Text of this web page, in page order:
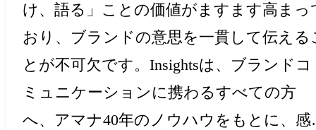
け、語る」ことの価値がますます高まっ
おり、ブランドの意思を一貫して伝える
とが不可欠です。Insightsは、ブランドコ
ミュニケーションに携わるすべての方
へ、アマナ40年のノウハウをもとに、感